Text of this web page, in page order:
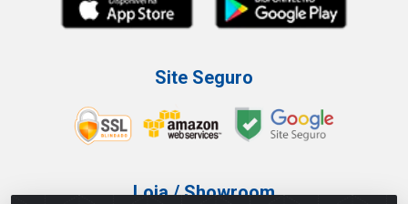
Site Seguro
Loja / Showroom